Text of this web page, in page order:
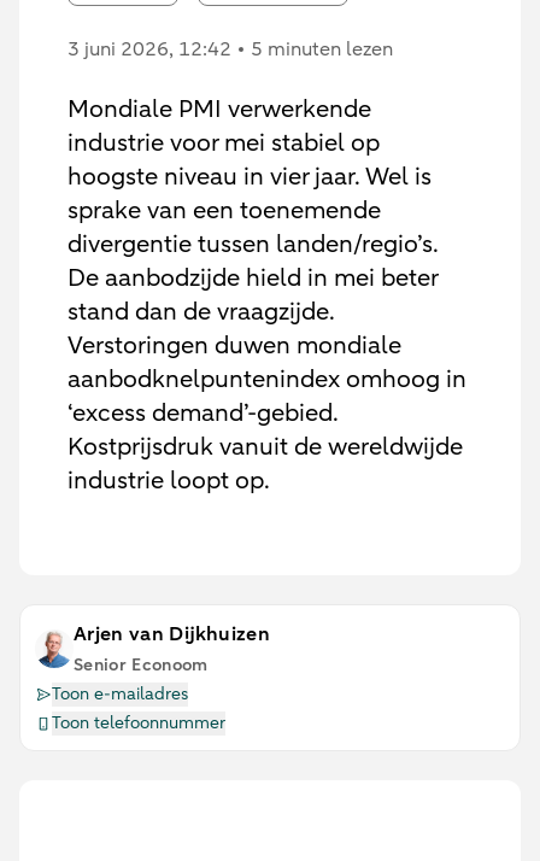
3 juni 2026, 12:42 5 minuten lezen
Mondiale PMI verwerkende
industrie voor mei stabiel op
hoogste niveau in vier jaar. Wel is
sprake van een toenemende
divergentie tussen landen/regio’s.
De aanbodzijde hield in mei beter
stand dan de vraagzijde.
Verstoringen duwen mondiale
aanbodknelpuntenindex omhoog in
‘excess demand’-gebied.
Kostprijsdruk vanuit de wereldwijde
industrie loopt op.
Arjen van Dijkhuizen
Senior Econoom
Toon e-mailadres
Toon telefoonnummer